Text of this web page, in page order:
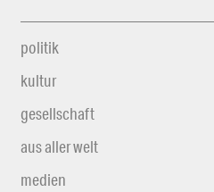
politik
kultur
gesellschaft
aus aller welt
medien